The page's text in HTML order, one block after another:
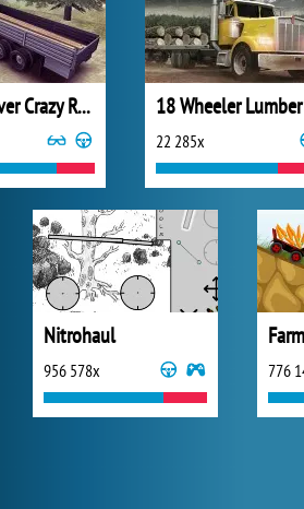
Truck Driver Crazy Road
22 285x
Nitrohaul
956 578x 776